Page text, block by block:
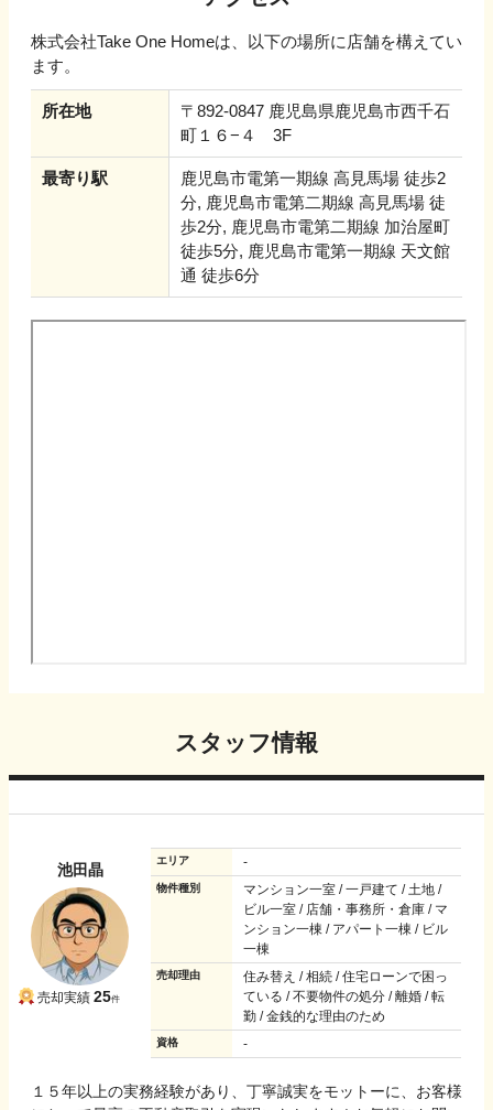
株式会社Take One Homeは、以下の場所に店舗を構えてい
ます。
所在地
〒892-0847 鹿児島県鹿児島市西千石
町１６−４ 3F
最寄り駅
鹿児島市電第一期線 高見馬場 徒歩2
分, 鹿児島市電第二期線 高見馬場 徒
歩2分, 鹿児島市電第二期線 加治屋町
徒歩5分, 鹿児島市電第一期線 天文館
通 徒歩6分
スタッフ情報
池田晶
売却実績 25件
エリア -
物件種別
マンション一室 / 一戸建て / 土地 /
ビル一室 / 店舗・事務所・倉庫 / マ
ンション一棟 / アパート一棟 / ビル
一棟
売却理由
住み替え / 相続 / 住宅ローンで困っ
ている / 不要物件の処分 / 離婚 / 転
勤 / 金銭的な理由のため
資格 -
１５年以上の実務経験があり、丁寧誠実をモットーに、お客様